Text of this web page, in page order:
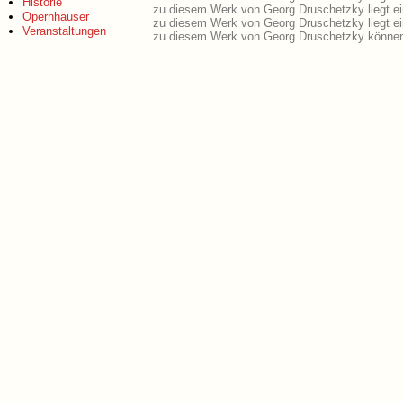
Opernhäuser
Veranstaltungen
zu diesem Werk von Georg Druschetzky liegt
zu diesem Werk von Georg Druschetzky liegt
zu diesem Werk von Georg Druschetzky